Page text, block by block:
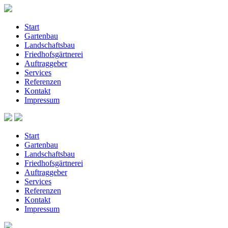
Start
Gartenbau
Landschaftsbau
Friedhofsgärtnerei
Auftraggeber
Services
Referenzen
Kontakt
Impressum
Start
Gartenbau
Landschaftsbau
Friedhofsgärtnerei
Auftraggeber
Services
Referenzen
Kontakt
Impressum